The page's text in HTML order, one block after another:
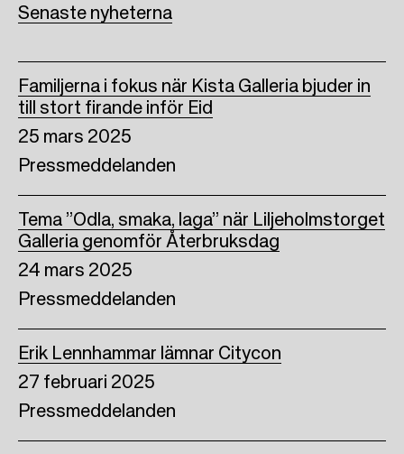
k n
Senaste nyheterna
25 mars 2025
Pressmeddelanden
Familjerna i fokus när Kista Galleria bjuder in
till stort firande inför Eid
24 mars 2025
Pressmeddelanden
Tema ”Odla, smaka, laga” när Liljeholmstorget
Galleria genomför Återbruksdag
27 februari 2025
Pressmeddelanden
Erik Lennhammar lämnar Citycon